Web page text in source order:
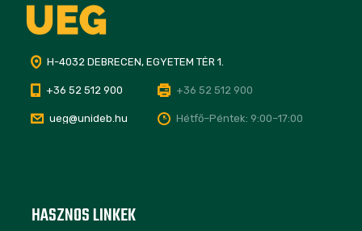
H-4032 DEBRECEN, EGYETEM TÉR 1.
+36 52 512 900 +36 52 512 900
ueg@unideb.hu Hétfő–Péntek: 9:00–17:00
HASZNOS LINKEK